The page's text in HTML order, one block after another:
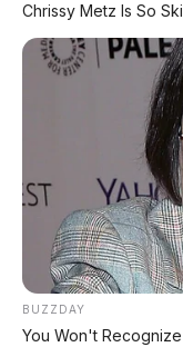
Maextro
Penantang
Chrissy Metz Is So
BUZZDAY
You Won't